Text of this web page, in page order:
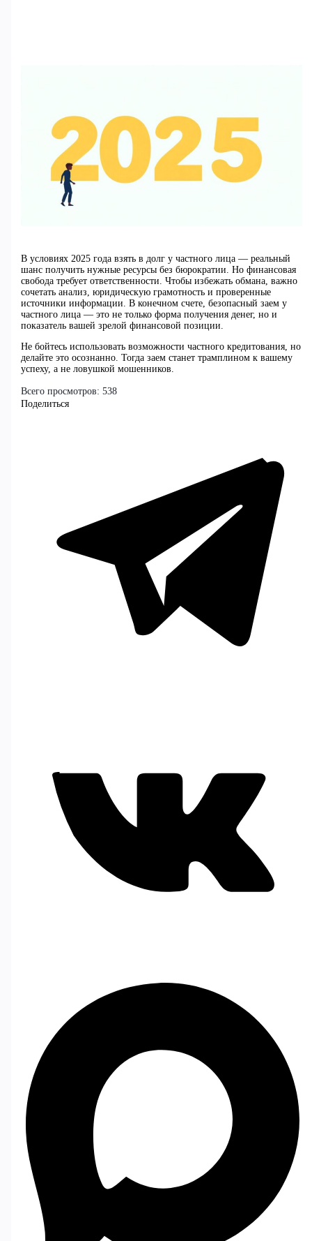
В условиях 2025 года взять в долг у частного лица — реальный
шанс получить нужные ресурсы без бюрократии. Но финансовая
свобода требует ответственности. Чтобы избежать обмана, важно
сочетать анализ, юридическую грамотность и проверенные
источники информации. В конечном счете, безопасный заем у
частного лица — это не только форма получения денег, но и
показатель вашей зрелой финансовой позиции.
Не бойтесь использовать возможности частного кредитования, но
делайте это осознанно. Тогда заем станет трамплином к вашему
успеху, а не ловушкой мошенников.
Всего просмотров: 538
Поделиться